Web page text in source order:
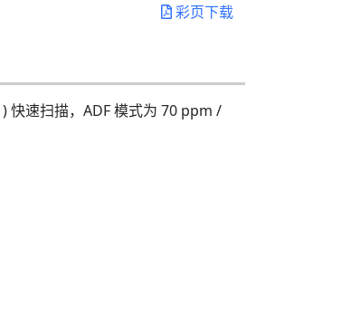
彩页下载
快速扫描，ADF 模式为 70 ppm /